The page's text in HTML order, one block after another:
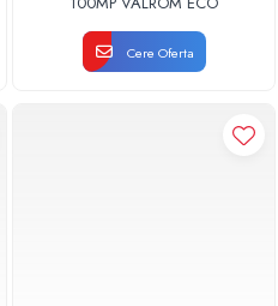
Cere Oferta